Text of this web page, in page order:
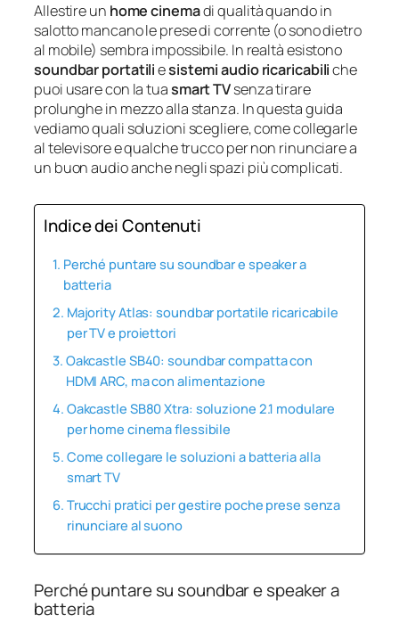
Allestire un home cinemadi qualità quando in
salotto mancano le prese di corrente (o sono dietro
al mobile) sembra impossibile. In realtà esistono
soundbar portatiliesistemi audio ricaricabiliche
puoi usare con la tuasmart TVsenza tirare
prolunghe in mezzo alla stanza. In questa guida
vediamo quali soluzioni scegliere, come collegarle
al televisore e qualche trucco per non rinunciare a
un buon audio anche negli spazi più complicati.
Indice dei Contenuti
Perché puntare su soundbar e speaker a
batteria
Majority Atlas: soundbar portatile ricaricabile
per TV e proiettori
Oakcastle SB40: soundbar compatta con
HDMI ARC, ma con alimentazione
Oakcastle SB80 Xtra: soluzione 2.1 modulare
per home cinema flessibile
Come collegare le soluzioni a batteria alla
smart TV
Trucchi pratici per gestire poche prese senza
rinunciare al suono
Perché puntare su soundbar e speaker a
batteria